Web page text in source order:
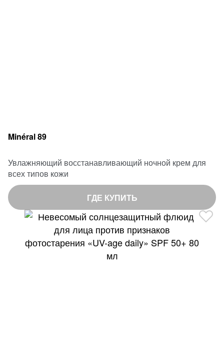
Minéral 89
Увлажняющий восстанавливающий ночной крем для
всех типов кожи
ГДЕ КУПИТЬ